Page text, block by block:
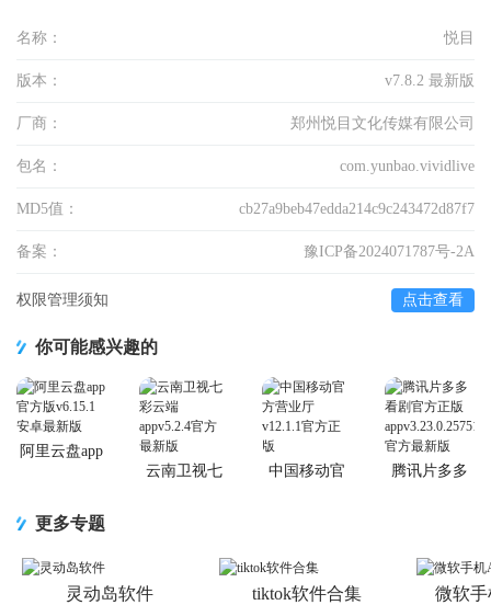
名称： 悦目
版本： v7.8.2 最新版
厂商： 郑州悦目文化传媒有限公司
包名： com.yunbao.vividlive
MD5值： cb27a9beb47edda214c9c243472d87f7
备案： 豫ICP备2024071787号-2A
权限管理须知 点击查看
你可能感兴趣的
阿里云盘app
云南卫视七
中国移动官
腾讯片多多
更多专题
灵动岛软件 tiktok软件合集 微软手